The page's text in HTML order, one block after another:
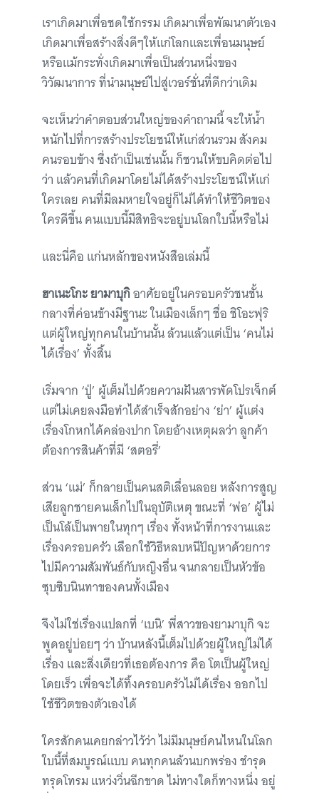
เราเกิดมาเพื่อชดใช้กรรม เกิดมาเพื่อพัฒนาตัวเอง
เกิดมาเพื่อสร้างสิ่งดีๆให้แก่โลกและเพื่อนมนุษย์
หรือแม้กระทั่งเกิดมาเพื่อเป็นส่วนหนึ่งของ
วิวัฒนาการ ที่นำมนุษย์ไปสู่เวอร์ชั่นที่ดีกว่าเดิม
จะเห็นว่าคำตอบส่วนใหญ่ของคำถามนี้ จะให้น้ำ
หนักไปที่การสร้างประโยชน์ให้แก่ส่วนรวม สังคม
คนรอบข้าง ซึ่งถ้าเป็นเช่นนั้น ก็ชวนให้ขบคิดต่อไป
ว่า แล้วคนที่เกิดมาโดยไม่ได้สร้างประโยชน์ให้แก่
ใครเลย คนที่มีลมหายใจอยู่ก็ไม่ได้ทำให้ชีวิตของ
ใครดีขึ้น คนแบบนี้มีสิทธิจะอยู่บนโลกใบนี้หรือไม่
และนี่คือ แก่นหลักของหนังสือเล่มนี้
ฮาเนะโกะ ยามาบุกิอาศัยอยู่ในครอบครัวชนชั้น
กลางที่ค่อนข้างมีฐานะ ในเมืองเล็กๆ ชื่อ ชิโอะฟุริ
แต่ผู้ใหญ่ทุกคนในบ้านนั้น ล้วนแล้วแต่เป็น ‘คนไม่
ได้เรื่อง’ ทั้งสิ้น
เริ่มจาก ‘ปู่’ ผู้เต็มไปด้วยความฝันสารพัดโปรเจ็กต์
แต่ไม่เคยลงมือทำได้สำเร็จสักอย่าง ‘ย่า’ ผู้แต่ง
เรื่องโกหกได้คล่องปาก โดยอ้างเหตุผลว่า ลูกค้า
ต้องการสินค้าที่มี ‘สตอรี่’
ส่วน ‘แม่’ ก็กลายเป็นคนสติเลื่อนลอย หลังการสูญ
เสียลูกชายคนเล็กไปในอุบัติเหตุ ขณะที่ ‘พ่อ’ ผู้ไม่
เป็นโล้เป็นพายในทุกๆ เรื่อง ทั้งหน้าที่การงานและ
เรื่องครอบครัว เลือกใช้วิธีหลบหนีปัญหาด้วยการ
ไปมีความสัมพันธ์กับหญิงอื่น จนกลายเป็นหัวข้อ
ซุบซิบนินทาของคนทั้งเมือง
จึงไม่ใช่เรื่องแปลกที่ ‘เบนิ’ พี่สาวของยามาบุกิ จะ
พูดอยู่บ่อยๆ ว่า บ้านหลังนี้เต็มไปด้วยผู้ใหญ่ไม่ได้
เรื่อง และสิ่งเดียวที่เธอต้องการ คือ โตเป็นผู้ใหญ่
โดยเร็ว เพื่อจะได้ทิ้งครอบครัวไม่ได้เรื่อง ออกไป
ใช้ชีวิตของตัวเองได้
ใครสักคนเคยกล่าวไว้ว่า ไม่มีมนุษย์คนไหนในโลก
ใบนี้ที่สมบูรณ์แบบ คนทุกคนล้วนบกพร่อง ชำรุด
ทรุดโทรม แหว่งวิ่นฉีกขาด ไม่ทางใดก็ทางหนึ่ง อยู่